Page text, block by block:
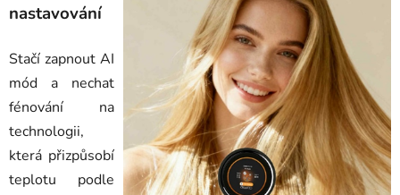
nastavování
Stačí zapnout AI
mód a nechat
fénování na
technologii,
která přizpůsobí
teplotu podle